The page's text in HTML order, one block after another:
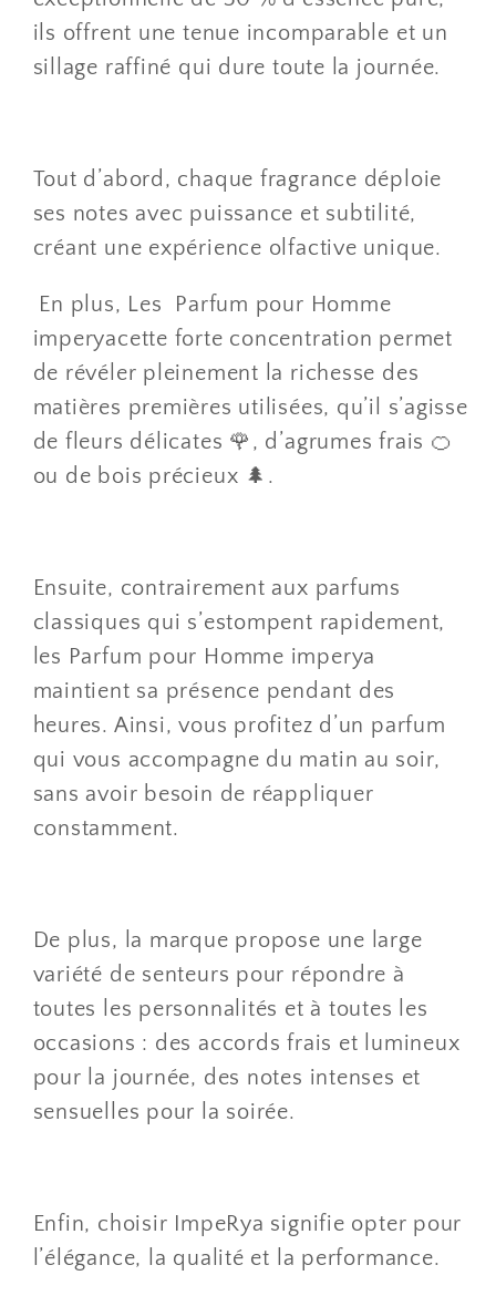
ils offrent une tenue incomparable et un
sillage raffiné qui dure toute la journée.
Tout d’abord, chaque fragrance déploie
ses notes avec puissance et subtilité,
créant une expérience olfactive unique.
En plus, Les Parfum pour Homme
imperyacette forte concentration permet
de révéler pleinement la richesse des
matières premières utilisées, qu’il s’agisse
de fleurs délicates 🌹, d’agrumes frais 🍊
ou de bois précieux 🌲.
Ensuite, contrairement aux parfums
classiques qui s’estompent rapidement,
les Parfum pour Homme imperya
maintient sa présence pendant des
heures. Ainsi, vous profitez d’un parfum
qui vous accompagne du matin au soir,
sans avoir besoin de réappliquer
constamment.
De plus, la marque propose une large
variété de senteurs pour répondre à
toutes les personnalités et à toutes les
occasions : des accords frais et lumineux
pour la journée, des notes intenses et
sensuelles pour la soirée.
Enfin, choisir ImpeRya signifie opter pour
l’élégance, la qualité et la performance.